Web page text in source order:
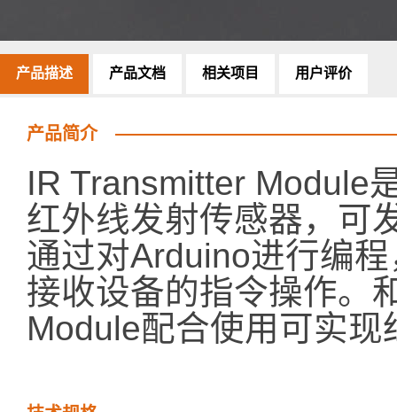
产品描述 产品文档 相关项目 用户评价
产品简介
IR Transmitter Module
红外线发射传感器，可
通过对Arduino进行编
接收设备的指令操作。
Module配合使用可实现